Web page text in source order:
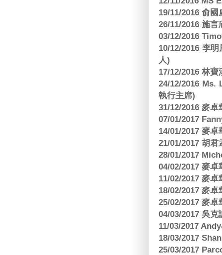
19/11/2016 俞
26/11/2016 施
03/12/2016
10/12/2016 李
人)
17/12/2016 林
24/12/2016
執行主席)
31/12/2016 麥
07/01/2017
14/01/2017 麥
21/01/2017 胡
28/01/2017
04/02/2017 麥
11/02/2017 麥
18/02/2017 麥
25/02/2017 麥
04/03/2017 吳
11/03/2017
18/03/2017
25/03/2017